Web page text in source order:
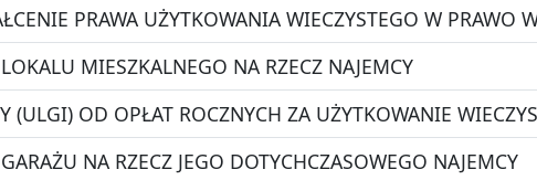
PRAWA UŻYTKOWANIA WIECZYSTEGO W PRAWO
MIESZKALNEGO NA RZECZ NAJEMCY
(ULGI) OD OPŁAT ROCZNYCH ZA UŻYTKOWANIE
NA RZECZ JEGO DOTYCHCZASOWEGO NAJEMCY